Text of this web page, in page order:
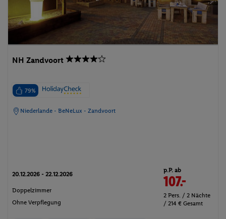
NH Zandvoort
79%
Niederlande - BeNeLux - Zandvoort
20.12.2026 - 22.12.2026
Doppelzimmer
Ohne Verpflegung
p.P. ab
107.-
2 Pers. / 2 Nächte
/ 214 € Gesamt